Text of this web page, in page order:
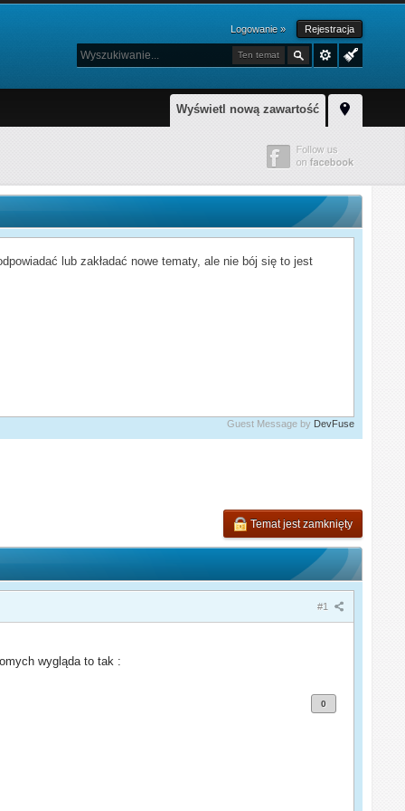
Logowanie » Rejestracja
Ten temat
Wyświetl nową zawartość
lub zakładać nowe tematy, ale nie bój się to jest
Guest Message by DevFuse
Temat jest zamknięty
#1
wygląda to tak :
0